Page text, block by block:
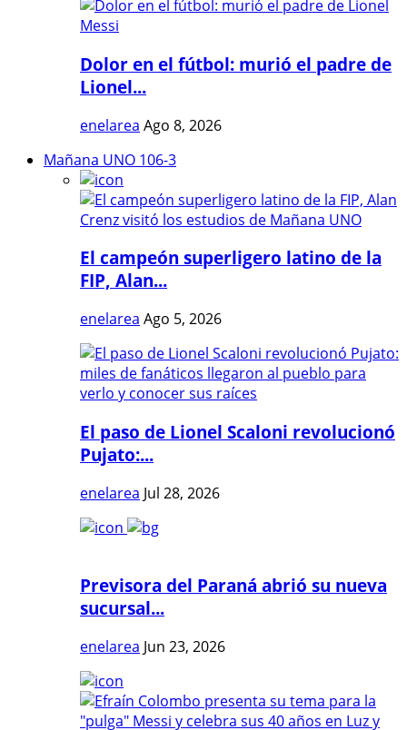
Dolor en el fútbol: murió el padre de
Lionel...
enelarea Ago 8, 2026
Mañana UNO 106-3
El campeón superligero latino de la
FIP, Alan...
enelarea Ago 5, 2026
El paso de Lionel Scaloni revolucionó
Pujato:...
enelarea Jul 28, 2026
Previsora del Paraná abrió su nueva
sucursal...
enelarea Jun 23, 2026